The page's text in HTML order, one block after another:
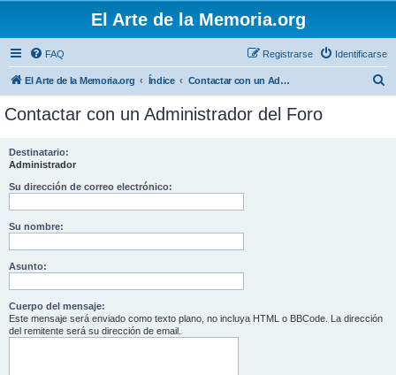
El Arte de la Memoria.org
FAQ Identificarse
Registrarse
El Arte de la Memoria.org Índice Contactar con un Administrador del Foro
Contactar con un Administrador del Foro
Destinatario:
Administrador
Su dirección de correo electrónico:
Su nombre:
Asunto:
Cuerpo del mensaje:
Este mensaje será enviado como texto plano, no incluya HTML o BBCode. La dirección
del remitente será su dirección de email.